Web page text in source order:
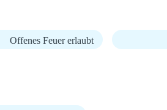
Offenes Feuer erlaubt